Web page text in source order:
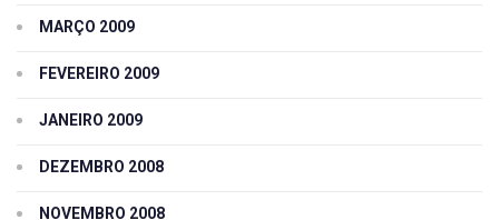
MARÇO 2009
FEVEREIRO 2009
JANEIRO 2009
DEZEMBRO 2008
NOVEMBRO 2008